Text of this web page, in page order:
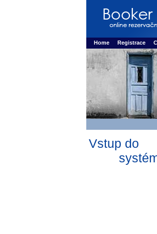
Rezervujse - Port�l
Home Registrace
Vstup do